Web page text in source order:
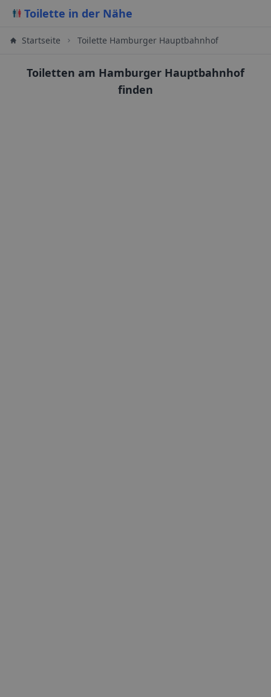
Toilette in der Nähe
Startseite Toilette Hamburger Hauptbahnhof
Toiletten am Hamburger Hauptbahnhof
finden